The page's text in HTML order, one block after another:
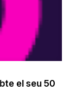
el seu 50